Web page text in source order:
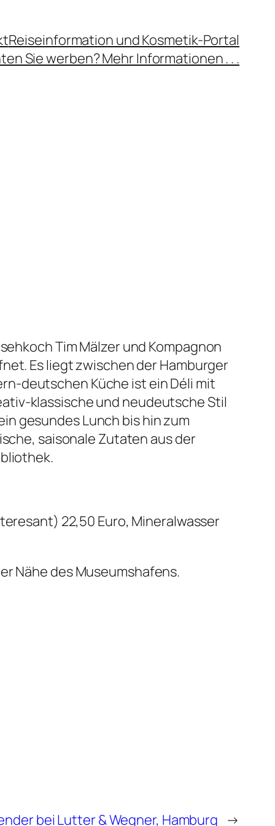
Reiseinformation und Kosmetik-Portal
Sie werben? Mehr Informationen . . .
Tim Mälzer und Kompagnon
Es liegt zwischen der Hamburger
deutschen Küche ist ein Déli mit
klassische und neudeutsche Stil
gesundes Lunch bis hin zum
saisonale Zutaten aus der
22,50 Euro, Mineralwasser
Nähe des Museumshafens.
bei Lutter & Wegner, Hamburg →